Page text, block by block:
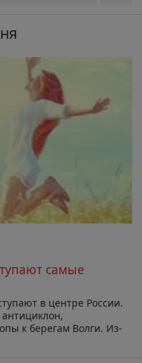
самые
в центре России.
к берегам Волги. Из-